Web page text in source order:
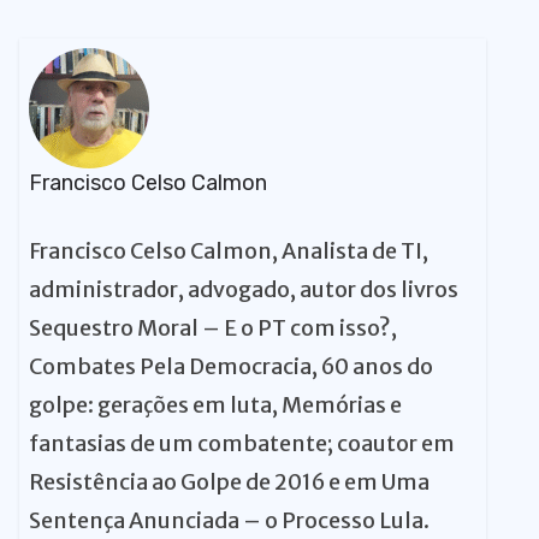
Francisco Celso Calmon
Francisco Celso Calmon, Analista de TI,
administrador, advogado, autor dos livros
Sequestro Moral – E o PT com isso?,
Combates Pela Democracia, 60 anos do
golpe: gerações em luta, Memórias e
fantasias de um combatente; coautor em
Resistência ao Golpe de 2016 e em Uma
Sentença Anunciada – o Processo Lula.